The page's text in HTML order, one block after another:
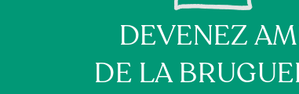
DEVENEZ
DE LA